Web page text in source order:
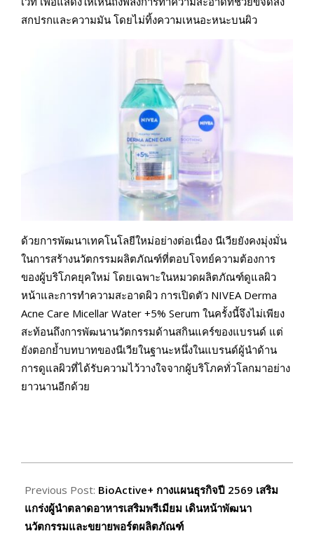
สกปรกและความมัน โดยไม่ทิ้งความเหนอะหนะบนผิว
ด้วยการพัฒนาเทคโนโลยีใหม่อย่างต่อเนื่อง นีเวียยังคงมุ่งมั่น
ในการสร้างนวัตกรรมผลิตภัณฑ์ที่ตอบโจทย์ความต้องการ
ของผู้บริโภคยุคใหม่ โดยเฉพาะในหมวดผลิตภัณฑ์ดูแลผิว
หน้าและการทำความสะอาดผิว การเปิดตัว NIVEA Derma
Acne Care Micellar Water +5% Serum ในครั้งนี้จึงไม่เพียง
สะท้อนถึงการพัฒนานวัตกรรมด้านสกินแคร์ของแบรนด์ แต่
ยังตอกย้ำบทบาทของนีเวียในฐานะหนึ่งในแบรนด์ผู้นำด้าน
การดูแลผิวที่ได้รับความไว้วางใจจากผู้บริโภคทั่วโลกมาอย่าง
ยาวนานอีกด้วย
03-
13
Previous Post: BioActive+ กางแผนธุรกิจปี 2569 เสริม
แกร่งผู้นำตลาดอาหารเสริมพรีเมียม เดินหน้าพัฒนา
นวัตกรรมและขยายพอร์ตผลิตภัณฑ์